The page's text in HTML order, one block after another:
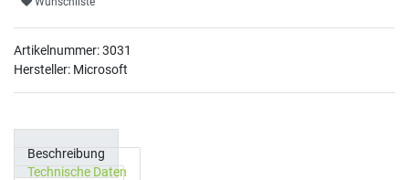
Artikelnummer:3031
Hersteller: Microsoft
Beschreibung
Technische Daten